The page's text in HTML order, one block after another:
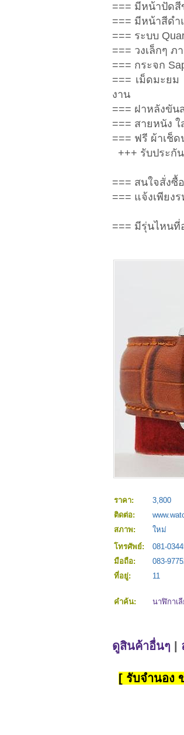
=== มีหน้าปัดสี
=== มีหน้าสีดำ
=== ระบบ
=== วงเล็กๆ ภ
=== กระจก
=== เม็ดมะยม
งาน
=== ฝาหลังขัน
=== สายหนัง
=== ฟรี ผ้าเช็
+++ รับประกั
=== สนใจสั่งซื้
=== แจ้งเพียง
=== มีรุ่นไหนที่
ราคา: 3,800
ติดต่อ:
สภาพ:
ใหม่
โทรศัพย์:
081-
มือถือ:
083-
ที่อยู่:
11
คำค้น: นาฬิกาเ
ดูสินค้าอื่นๆ
[ รับจำนอง